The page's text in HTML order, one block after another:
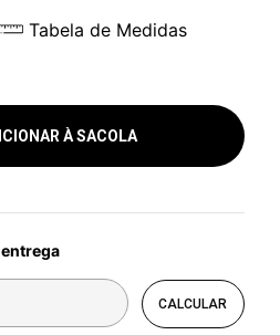
Tabela de Medidas
À SACOLA